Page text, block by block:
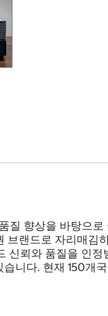
향상을 바탕으
랜드로 자리매
뢰와 품질을 인
니다. 현재 150